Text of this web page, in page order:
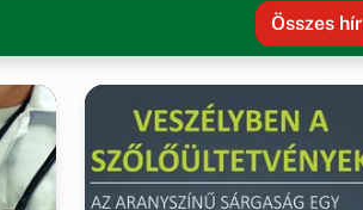
Összes hír